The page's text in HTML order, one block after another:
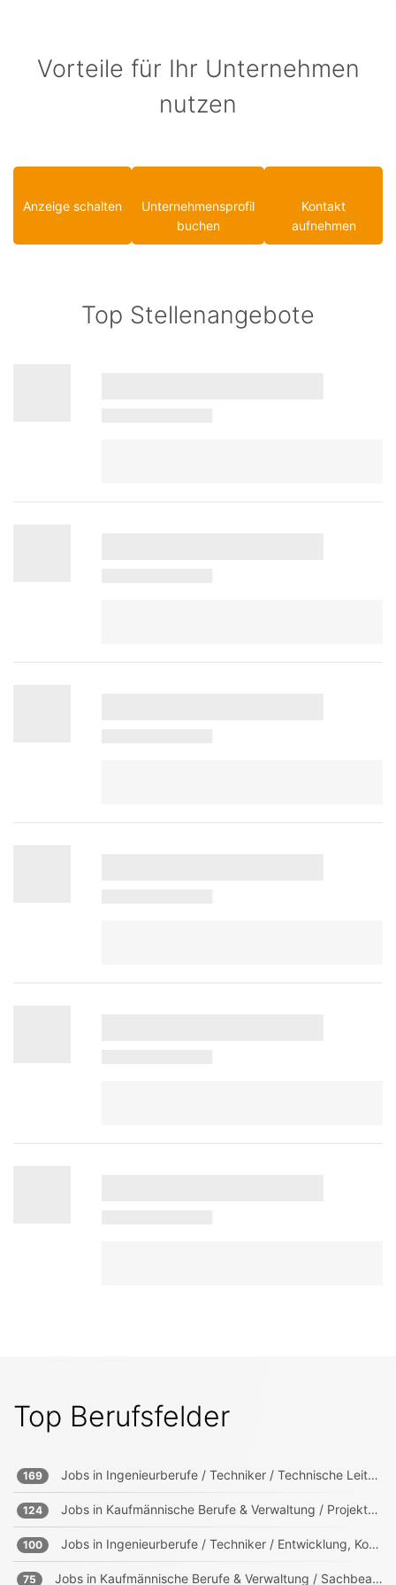
Vorteile für Ihr Unternehmen
nutzen
Anzeige schalten
Unternehmensprofil
buchen
Kontakt
aufnehmen
Top Stellenangebote
Top Berufsfelder
169 Jobs in Ingenieurberufe / Techniker / Technische Leitung, Projektleitung
124 Jobs in Kaufmännische Berufe & Verwaltung / Projektmanagement, Projektleitung
100 Jobs in Ingenieurberufe / Techniker / Entwicklung, Konstruktion, Produktmanagement
75 Jobs in Kaufmännische Berufe & Verwaltung / Sachbearbeitung und Verwaltung